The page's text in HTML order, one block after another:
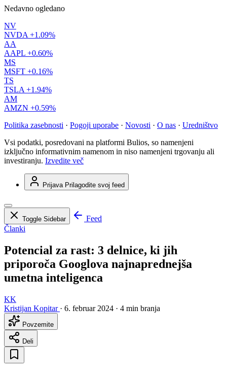
Nedavno ogledano
NV
NVDA +1.09%
AA
AAPL +0.60%
MS
MSFT +0.16%
TS
TSLA +1.94%
AM
AMZN +0.59%
Politika zasebnosti · Pogoji uporabe · Novosti · O nas · Uredništvo
Vsi podatki, posredovani na platformi Bulios, so namenjeni
izključno informativnim namenom in niso namenjeni trgovanju ali
investiranju. Izvedite več
Prijava Prilagodite svoj feed
Toggle Sidebar
Feed
Članki
Potencial za rast: 3 delnice, ki jih
priporoča Googlova najnaprednejša
umetna inteligenca
KK
Kristijan Kopitar · 6. februar 2024 · 4 min branja
Povzemite
Deli